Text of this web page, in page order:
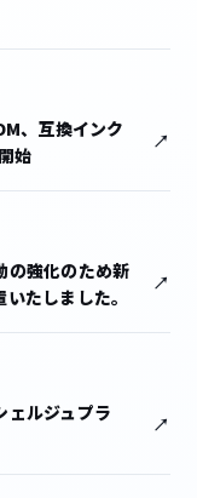
、互換インク
始
の強化のため新
たしました。
ェルジュプラ